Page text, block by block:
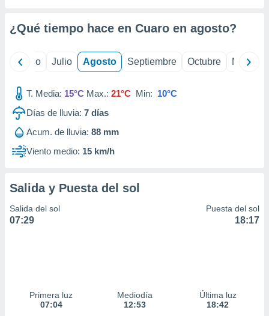
mediante
publicidad
1199
¿Qué tiempo hace en Cuaro en agosto?
Junio Julio Agosto Septiembre Octubre
T. Media: 15°C Max.: 21°C Min: 10°C
Días de lluvia: 7 días
Acum. de lluvia: 88 mm
Viento medio: 15 km/h
Salida y Puesta del sol
Salida del sol
07:29
Puesta del sol
18:17
Primera luz
07:04
Mediodía
12:53
Última luz
18:42